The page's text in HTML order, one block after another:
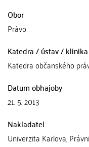
Obor
Právo
Katedra / ústav / klinika
Katedra občanského
Datum obhajoby
21. 5. 2013
Nakladatel
Univerzita Karlova,